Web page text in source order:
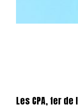
Les CPA, fer